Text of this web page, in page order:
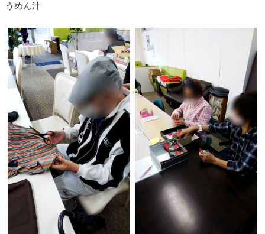
うめん汁